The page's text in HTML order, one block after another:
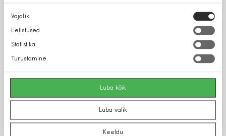
Nõusoleku
valik
Vajalik
Eelistused
Statistika
Turustamine
Luba kõik
Luba valik
Keeldu